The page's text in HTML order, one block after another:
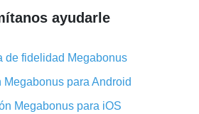
la aplicación de reembolso en
complemento de reembolso de
y cuáles son sus ventajas
la aplicación móvil de AliExpress:
ayudarle
de fidelidad Megabonus
para Android
Megabonus para iOS